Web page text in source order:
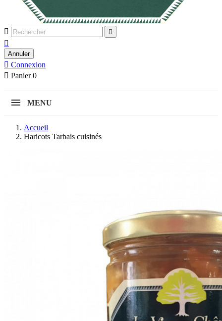
 

Annuler
 Connexion
 Panier 0
MENU
Accueil
Haricots Tarbais cuisinés